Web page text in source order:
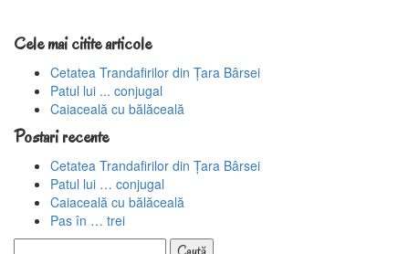
Cele mai citite articole
Cetatea Trandafirilor din Țara Bârsei
Patul lui ... conjugal
Caiaceală cu bălăceală
Postari recente
Cetatea Trandafirilor din Țara Bârsei
Patul lui … conjugal
Caiaceală cu bălăceală
Pas în … trei